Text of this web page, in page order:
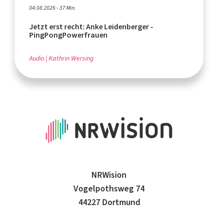
04.08.2026 - 37 Min.
Jetzt erst recht: Anke Leidenberger -
PingPongPowerfrauen
Audio Kathrin Wersing
NRWision
Vogelpothsweg 74
44227 Dortmund